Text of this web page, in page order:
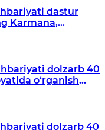
dastur
Karmana,
dolzarb 40
o‘rganish
dolzarb 40